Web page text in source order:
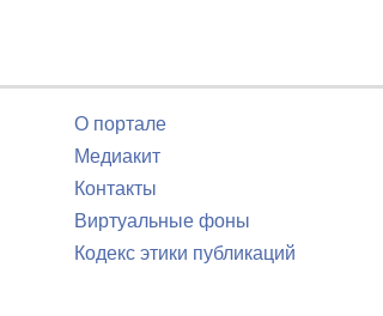
О портале
Медиакит
Контакты
Виртуальные фоны
Кодекс этики публикаций